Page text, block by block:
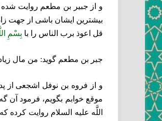
و از جبير بن مطعم روايت
بيشترين ايشان باشى از جهت
قل اعوذ برب الناس را با بِسْمِ
جبر بن مطعم گويد: من مال زياد
و از فروه بن نوفل اشجعى از
موقع خوابم بگويم، فرمود آن
اللَّه عليه السلام روايت كرده